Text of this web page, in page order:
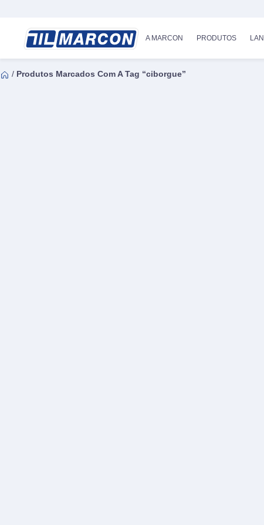
A MARCON PRODUTOS
/ Produtos Marcados Com A Tag “ciborgue”